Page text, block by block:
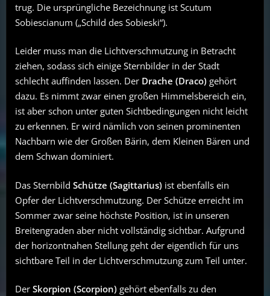
trug. Die ursprüngliche Bezeichnung ist Scutum
Sobiescianum („Schild des Sobieski“).
Leider muss man die Lichtverschmutzung in Betracht
ziehen, sodass sich einige Sternbilder in der Stadt
schlecht auffinden lassen. Der Drache (Draco) gehört
dazu. Es nimmt zwar einen großen Himmelsbereich ein,
ist aber schon unter guten Sichtbedingungen nicht leicht
zu erkennen. Er wird nämlich von seinen prominenten
Nachbarn wie der Großen Bärin, dem Kleinen Bären und
dem Schwan dominiert.
Das Sternbild Schütze (Sagittarius) ist ebenfalls ein
Opfer der Lichtverschmutzung. Der Schütze erreicht im
Sommer zwar seine höchste Position, ist in unseren
Breitengraden aber nicht vollständig sichtbar. Aufgrund
der horizontnahen Stellung geht der eigentlich für uns
sichtbare Teil in der Lichtverschmutzung zum Teil unter.
Der Skorpion (Scorpion) gehört ebenfalls zu den